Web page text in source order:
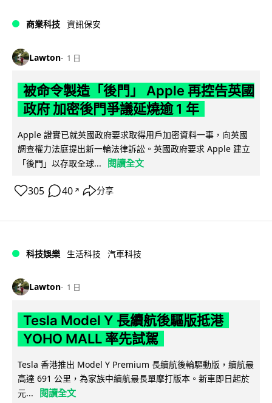
商業科技 資訊保安
Lawton 1 日
被命令製造「後門」 Apple 再控告英國
政府 加密後門爭議延燒逾 1 年
Apple 證實已就英國政府要求取得用戶加密資料一事，向英國
調查權力法庭提出新一輪法律訴訟。英國政府要求 Apple 建立
「後門」以存取全球...
閱讀全文
305 40 ↗ 分享
科技娛樂 生活科技 汽車科技
Lawton 1 日
Tesla Model Y 長續航後驅版抵港
YOHO MALL 率先試駕
Tesla 香港推出 Model Y Premium 長續航後輪驅動版，續航最
高達 691 公里，為家族中續航最長單摩打版本。新車即日起於
元...
閱讀全文